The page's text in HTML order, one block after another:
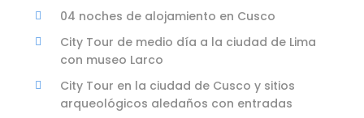
04 noches de alojamiento en Cusco
City Tour de medio día a la ciudad de Lima
con museo Larco
City Tour en la ciudad de Cusco y sitios
arqueológicos aledaños con entradas